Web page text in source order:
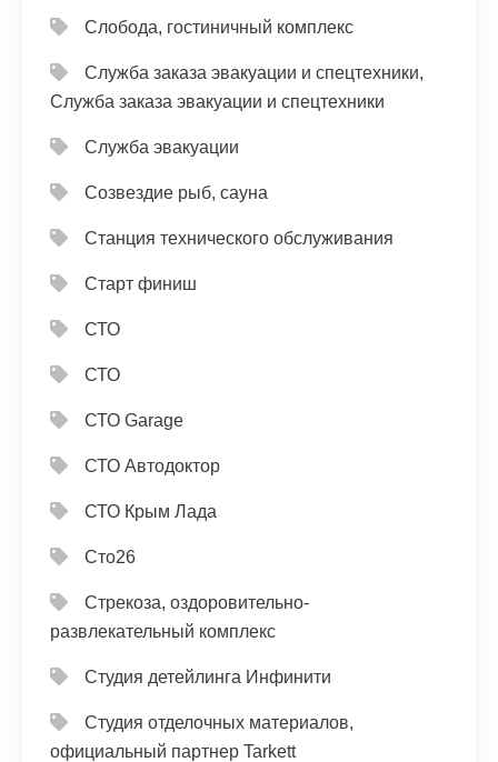
Слобода, гостиничный комплекс
Служба заказа эвакуации и спецтехники,
Служба заказа эвакуации и спецтехники
Служба эвакуации
Созвездие рыб, сауна
Станция технического обслуживания
Старт финиш
СТО
СТО
СТО Garage
СТО Автодоктор
СТО Крым Лада
Сто26
Стрекоза, оздоровительно-
развлекательный комплекс
Студия детейлинга Инфинити
Студия отделочных материалов,
официальный партнер Tarkett